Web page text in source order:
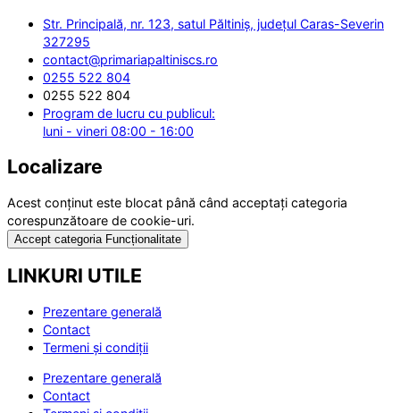
Str. Principală, nr. 123, satul Păltiniș, județul Caras-Severin
327295
contact@primariapaltiniscs.ro
0255 522 804
0255 522 804
Program de lucru cu publicul:
luni - vineri 08:00 - 16:00
Localizare
Acest conținut este blocat până când acceptați categoria
corespunzătoare de cookie-uri.
Accept categoria Funcționalitate
LINKURI UTILE
Prezentare generală
Contact
Termeni și condiții
Prezentare generală
Contact